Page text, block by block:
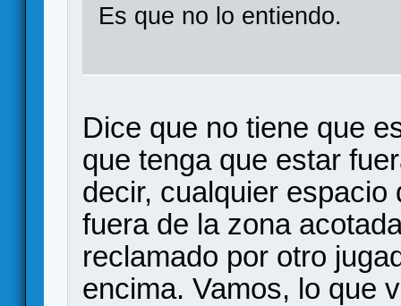
Es que no lo entiendo.
Dice que no tiene que
que tenga que estar
decir, cualquier
fuera de la zona
reclamado por otro
encima. Vamos, lo que